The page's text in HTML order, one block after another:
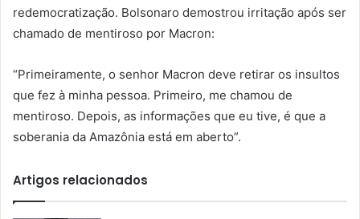
redemocratização. Bolsonaro demostrou irritação após ser
chamado de mentiroso por Macron:
“Primeiramente, o senhor Macron deve retirar os insultos
que fez à minha pessoa. Primeiro, me chamou de
mentiroso. Depois, as informações que eu tive, é que a
soberania da Amazônia está em aberto”.
Artigos relacionados